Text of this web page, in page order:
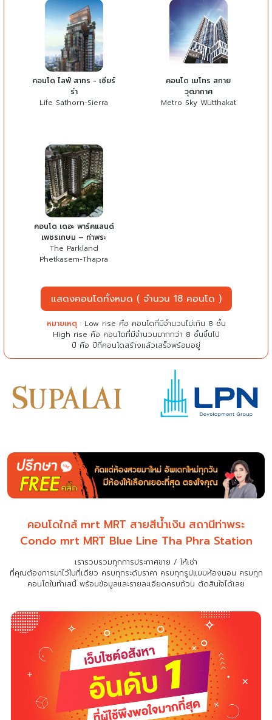
คอนโด ไลฟ์ สาทร - เซียร์
ร่า
Life Sathorn-Sierra
คอนโด เมโทร สกาย
วุฒากาศ
Metro Sky Wutthakat
คอนโด เดอะ พาร์คแลนด์
เพชรเกษม – ท่าพระ
The Parkland
Phetkasem-Thapra
แสดงคอนโดทั้งหมด ( จำนวน 18 คอนโด )
หมายเหตุ : Low rise คือ คอนโดที่มีจำนวนไม่เกิน 8 ชั้น
High rise คือ คอนโดที่มีจำนวนมากกว่า 8 ชั้นขึ้นไป
ปี คือ ปีที่คอนโดสร้างแล้วเสร็จพร้อมอยู่
คอนโดใกล้ mrt MRT สายสีน้ำเงิน สถานีท่าพระ
Condo mrt MRT Blue Line Tha Phra Station
เรารวบรวมทุกการประกาศขาย / ให้เช่า
ที่คุณต้องการมาไว้ในที่เดียว ครบทุกระดับราคา ครบทุกรูปแบบห้องนอน ครบทุก
คอนโดในทำเลนี้ พร้อมข้อมูลและรายละเอียดครบถ้วน ตัดสินใจได้เลย